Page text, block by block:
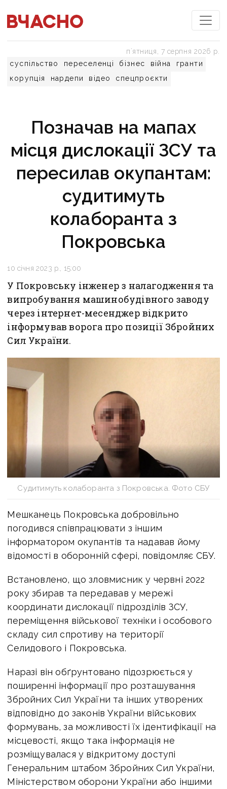
суспільство переселенці бізнес війна
гранти
корупція
нардепи відео спецпроєкти
пʼятниця, 7 серпня 2026 р.
Позначав на мапах
місця дислокації ЗСУ та
пересилав окупантам:
судитимуть
колаборанта з
Покровська
10 січня 2023 р., 15:00
У Покровську інженер з налагодження та
випробування машинобудівного заводу
через інтернет-месенджер відкрито
інформував ворога про позиції Збройних
Сил України.
Судитимуть колаборанта з Покровська. Фото СБУ
Мешканець Покровська добровільно
погодився співпрацювати з іншим
інформатором окупантів та надавав йому
відомості в оборонній сфері, повідомляє СБУ.
Встановлено, що зловмисник у червні 2022
року збирав та передавав у мережі
координати дислокації підрозділів ЗСУ,
переміщення військової техніки і особового
складу сил спротиву на території
Селидового і Покровська.
Наразі він обґрунтовано підозрюється у
поширенні інформації про розташування
Збройних Сил України та інших утворених
відповідно до законів України військових
формувань, за можливості їх ідентифікації на
місцевості, якщо така інформація не
розміщувалася у відкритому доступі
Генеральним штабом Збройних Сил України,
Міністерством оборони України або іншими